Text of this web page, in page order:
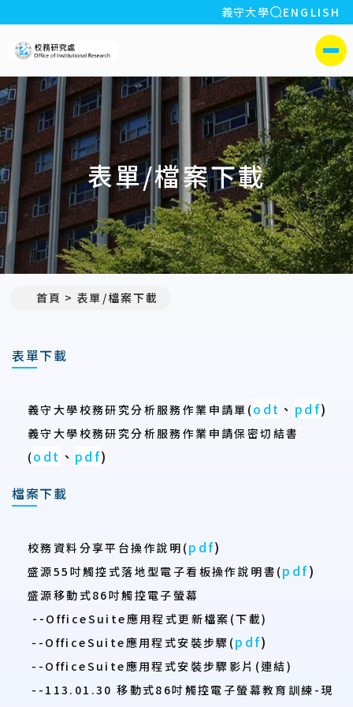
:::
義守大學 全站搜索
ENGLISH
側選單
表單/檔案下載
首頁 表單/檔案下載
表單下載
義守大學校務研究分析服務作業申請單 (odt 、 pdf)
義守大學校務研究分析服務作業申請保密切結書
(odt 、 pdf)
檔案下載
校務資料分享平台操作說明(pdf)
盛源55吋觸控式落地型電子看板操作說明書(pdf)
盛源移動式86吋觸控電子螢幕
-- OfficeSuite應用程式更新檔案(下載)
--OfficeSuite應用程式安裝步驟(pdf)
--OfficeSuite應用程式安裝步驟影片(連結)
--113.01.30 移動式86吋觸控電子螢幕教育訓練-現